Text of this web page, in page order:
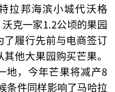
拉邦海滨小城代沃格
克一家1.2公顷的果园
履行先前与电商签订
他大果园购买芒果。
地，今年芒果将减产8
条件同样影响了马哈拉